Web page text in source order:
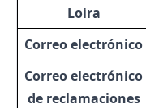
Loira
Correo electrónico
Correo electrónico
de reclamaciones